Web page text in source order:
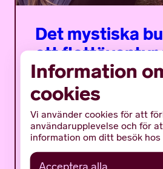
Det mystiska
ett flottäventyr
träsket
Det mystiska bulverket är ett
för ungdomar med fokus på
mäktigaste och mest gåtfulla
det tidigmedeltida bulverket
NYHETER
Information
cookies
Vi använder cookies för att
användarupplevelse och för
information om ditt besök hos